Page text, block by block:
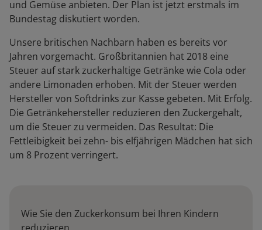
und Gemüse anbieten. Der Plan ist jetzt erstmals im
Bundestag diskutiert worden.
Unsere britischen Nachbarn haben es bereits vor
Jahren vorgemacht. Großbritannien hat 2018 eine
Steuer auf stark zuckerhaltige Getränke wie Cola oder
andere Limonaden erhoben. Mit der Steuer werden
Hersteller von Softdrinks zur Kasse gebeten. Mit Erfolg.
Die Getränkehersteller reduzieren den Zuckergehalt,
um die Steuer zu vermeiden. Das Resultat: Die
Fettleibigkeit bei zehn- bis elfjährigen Mädchen hat sich
um 8 Prozent verringert.
Wie Sie den Zuckerkonsum bei Ihren Kindern